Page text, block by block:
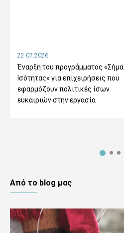
22.07.2026
Έναρξη του προγράμματος «Σήμα
Ισότητας» για επιχειρήσεις που
εφαρμόζουν πολιτικές ίσων
ευκαιριών στην εργασία
Aπό το blog μας